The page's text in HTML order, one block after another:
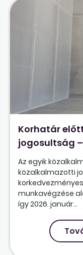
Korhatár
jogosultság
Az egyik
közalkalmazotti
munkavégzése
így 2026. január...